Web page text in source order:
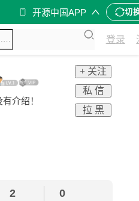
开源中国APP 切
登录
介绍！
+ 关注
私 信
拉 黑
2 0